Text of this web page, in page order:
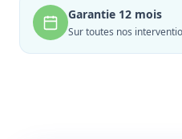
Garantie 12 mois
Sur toutes nos